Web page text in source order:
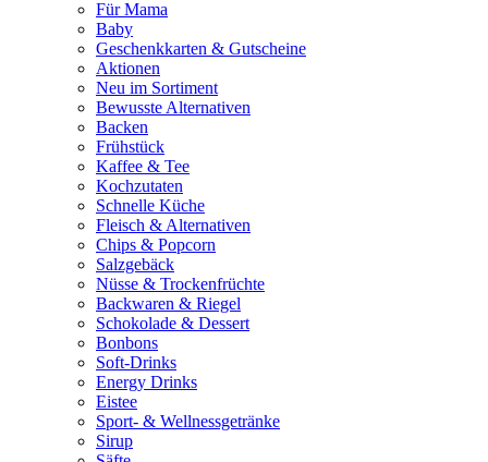
Für Mama
Baby
Geschenkkarten & Gutscheine
Aktionen
Neu im Sortiment
Bewusste Alternativen
Backen
Frühstück
Kaffee & Tee
Kochzutaten
Schnelle Küche
Fleisch & Alternativen
Chips & Popcorn
Salzgebäck
Nüsse & Trockenfrüchte
Backwaren & Riegel
Schokolade & Dessert
Bonbons
Soft-Drinks
Energy Drinks
Eistee
Sport- & Wellnessgetränke
Sirup